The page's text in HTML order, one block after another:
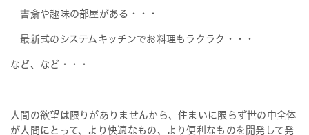
書斎や趣味の部屋がある・・・
最新式のシステムキッチンでお料理もラクラク・・・
など、など・・・
人間の欲望は限りがありませんから、住まいに限らず世の中全体
が人間にとって、より快適なもの、より便利なものを開発して発